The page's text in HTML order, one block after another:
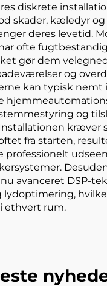
diskrete
skader, kæledyr
deres levetid.
ofte fugtbestandig
gør dem
og
kan typisk nemt
og
kræver
fra starten,
professionelt
avanceret DSP-
lydoptimering,
ethvert rum.